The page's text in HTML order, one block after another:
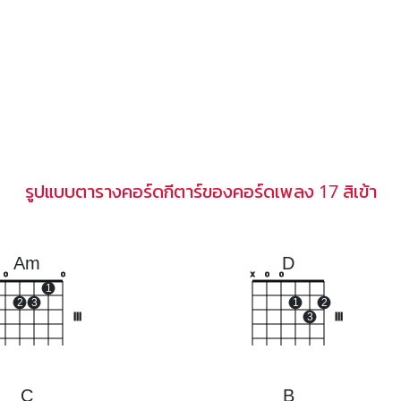
รูปแบบตารางคอร์ดกีตาร์ของคอร์ดเพลง 17 สิเข้า
Am
o
2 3
1
o
D
x o o
1
3
2
C B